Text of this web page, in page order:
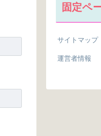
固定ペ
サイトマップ
運営者情報